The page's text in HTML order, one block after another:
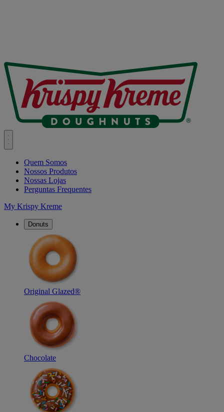
Quem Somos
Nossos Produtos
Nossas Lojas
Perguntas Frequentes
My Krispy Kreme
Donuts
Original Glazed®
Chocolate